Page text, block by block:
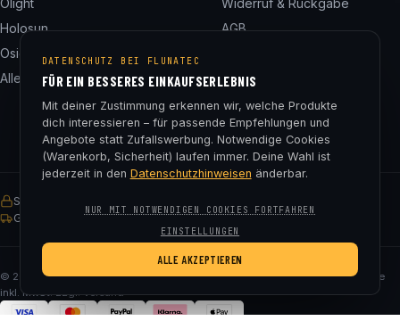
Holosun
Osight
Alle 24 Marken
AGB
Impressum
Cookie-Einstellungen
SSL-verschlüsselt
Gratis Versand ab € 75
© 2026 Fluna Tec & Research GmbH · FN 330182m, LG Salzburg · Alle Preise
inkl. MwSt. zzgl. Versand
DATENSCHUTZ BEI FLUNATEC
FÜR EIN BESSERES EINKAUFSERLEBNIS
Mit deiner Zustimmung erkennen wir, welche Produkte
dich interessieren – für passende Empfehlungen und
Angebote statt Zufallswerbung. Notwendige Cookies
(Warenkorb, Sicherheit) laufen immer. Deine Wahl ist
jederzeit in den Datenschutzhinweisen änderbar.
ALLE AKZEPTIEREN
EINSTELLUNGEN
NUR MIT NOTWENDIGEN COOKIES FORTFAHREN